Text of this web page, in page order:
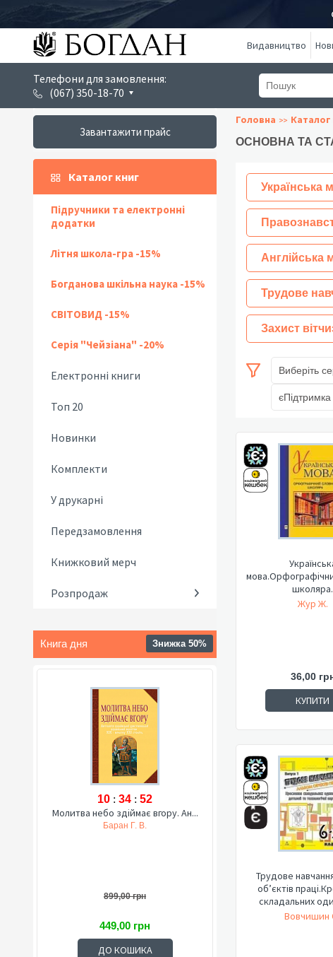
Видавництво
Телефони для замовлення:
(067) 350-18-70
Завантажити прайс
Каталог книг
Підручники та електронні
додатки
Літня школа-гра -15%
Богданова шкільна наука -15%
СВІТОВИД -15%
Серія "Чейзіана" -20%
Електронні книги
Топ 20
Новинки
Комплекти
У друкарні
Передзамовлення
Книжковий мерч
Розпродаж
Книга дня Знижка 50%
10 : 34 : 51
Молитва небо здіймає вгору. Ан...
Баран Г. В.
899,00 грн
449,00 грн
ДО КОШИКА
Головна Каталог
ОСНОВНА ТА
Українська
Англійська
Трудове
Захист
Виберіть
єПідтримка
школяра.
Жур Ж.
36,00
КУПИТИ
Трудове
об’єктів
складальних
Вовчишин